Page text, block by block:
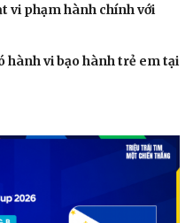
vi phạm hành chính với
hành vi bạo hành trẻ em tại